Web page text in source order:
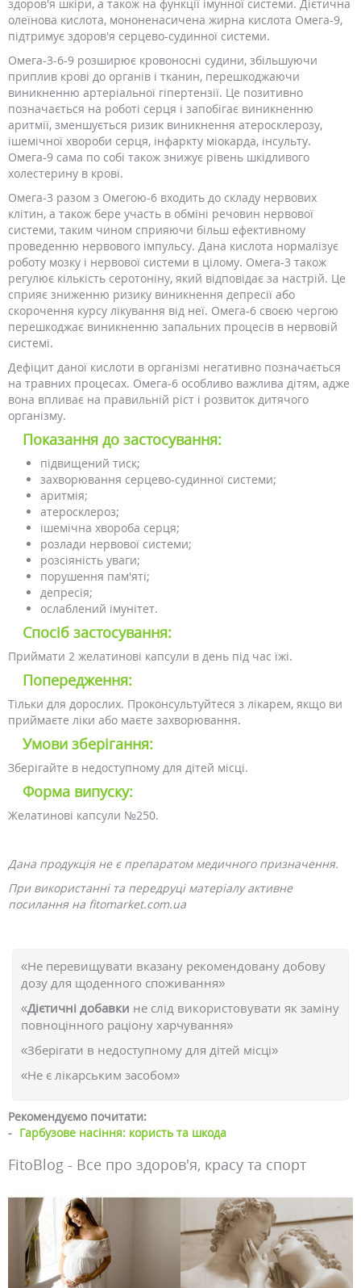
здоров'я шкіри, а також на функції імунної системи. Дієтична
олеїнова кислота, мононенасичена жирна кислота Омега-9,
підтримує здоров'я серцево-судинної системи.
Омега-3-6-9 розширює кровоносні судини, збільшуючи
приплив крові до органів і тканин, перешкоджаючи
виникненню артеріальної гіпертензії. Це позитивно
позначається на роботі серця і запобігає виникненню
аритмії, зменшується ризик виникнення атеросклерозу,
ішемічної хвороби серця, інфаркту міокарда, інсульту.
Омега-9 сама по собі також знижує рівень шкідливого
холестерину в крові.
Омега-3 разом з Омегою-6 входить до складу нервових
клітин, а також бере участь в обміні речовин нервової
системи, таким чином сприяючи більш ефективному
проведенню нервового імпульсу. Дана кислота нормалізує
роботу мозку і нервової системи в цілому. Омега-3 також
регулює кількість серотоніну, який відповідає за настрій. Це
сприяє зниженню ризику виникнення депресії або
скорочення курсу лікування від неї. Омега-6 своєю чергою
перешкоджає виникненню запальних процесів в нервовій
системі.
Дефіцит даної кислоти в організмі негативно позначається
на травних процесах. Омега-6 особливо важлива дітям, адже
вона впливає на правильній ріст і розвиток дитячого
організму.
Показання до застосування:
підвищений тиск;
захворювання серцево-судинної системи;
аритмія;
атеросклероз;
ішемічна хвороба серця;
розлади нервової системи;
розсіяність уваги;
порушення пам'яті;
депресія;
ослаблений імунітет.
Спосіб застосування:
Приймати 2 желатинові капсули в день під час їжі.
Попередження:
Тільки для дорослих. Проконсультуйтеся з лікарем, якщо ви
приймаєте ліки або маєте захворювання.
Умови зберігання:
Зберігайте в недоступному для дітей місці.
Форма випуску:
Желатинові капсули №250.
Дана продукція не є препаратом медичного призначення.
При використанні та передруці матеріалу активне
посилання на fitomarket.com.ua
«Не перевищувати вказану рекомендовану добову
дозу для щоденного споживання»
«Дієтичні добавки не слід використовувати як заміну
повноцінного раціону харчування»
«Зберігати в недоступному для дітей місці»
«Не є лікарським засобом»
Рекомендуємо почитати:
- Гарбузове насіння: користь та шкода
FitoBlog - Все про здоров'я, красу та спорт